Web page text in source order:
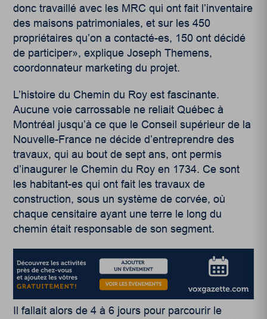
donc travaillé avec les MRC qui ont fait l’inventaire
des maisons patrimoniales, et sur les 450
propriétaires qu’on a contacté-es, 150 ont décidé
de participer», explique Joseph Themens,
coordonnateur marketing du projet.
L’histoire du Chemin du Roy est fascinante.
Aucune voie carrossable ne reliait Québec à
Montréal jusqu’à ce que le Conseil supérieur de la
Nouvelle-France ne décide d’entreprendre des
travaux, qui au bout de sept ans, ont permis
d’inaugurer le Chemin du Roy en 1734. Ce sont
les habitant-es qui ont fait les travaux de
construction, sous un système de corvée, où
chaque censitaire ayant une terre le long du
chemin était responsable de son segment.
Il fallait alors de 4 à 6 jours pour parcourir le